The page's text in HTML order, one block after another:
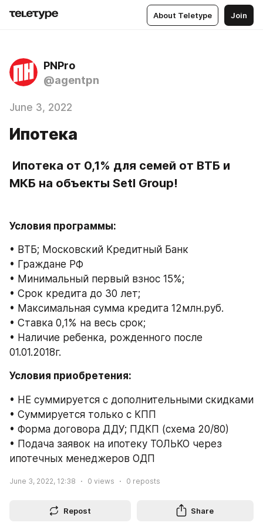
About Teletype Join
PNPro
@agentpn
June 3, 2022
Ипотека
МКБ на объекты Setl Group!
Условия программы:
• ВТБ; Московский Кредитный Банк
• Граждане РФ
• Минимальный первый взнос 15%;
• Срок кредита до 30 лет;
• Максимальная сумма кредита 12млн.руб.
• Ставка 0,1% на весь срок;
• Наличие ребенка, рожденного после
01.01.2018г.
Условия приобретения:
• НЕ суммируется с дополнительными скидками
• Суммируется только с КПП
• Форма договора ДДУ; ПДКП (схема 20/80)
• Подача заявок на ипотеку ТОЛЬКО через
ипотечных менеджеров ОДП
June 3, 2022, 12:38 0 views 0 reposts
Repost Share